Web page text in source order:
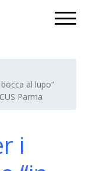
al lupo”
Parma
i